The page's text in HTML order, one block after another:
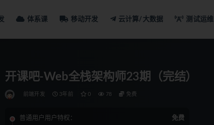
体系课 移动开发 云计算/大数据 测试运维
开课吧-Web全栈架构师23期（完结）
前端开发 3年前 0 78 免费
普通用户用户特权： 免费